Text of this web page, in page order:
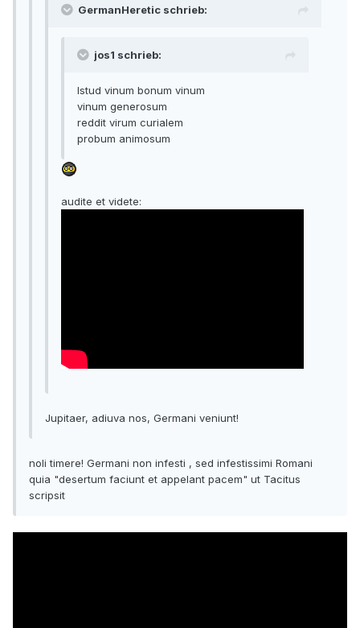
GermanHeretic schrieb:
jos1 schrieb:
Istud vinum bonum vinum
vinum generosum
reddit virum curialem
probum animosum
audite et videte:
Jupitaer, adiuva nos, Germani veniunt!
noli timere! Germani non infesti , sed infestissimi Romani
quia "desertum faciunt et appelant pacem" ut Tacitus
scripsit